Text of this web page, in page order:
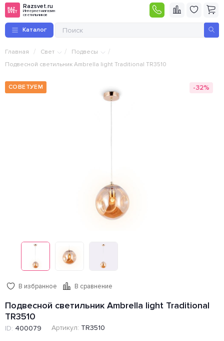
Razsvet.ru
Интернет-магазин
светильников
Каталог
Главная / Свет / Подвесы /
Подвесной светильник Ambrella light Traditional TR3510
СОВЕТУЕМ -32%
В избранное В сравнение
Подвесной светильник Ambrella light Traditional
TR3510
ID: 400079 Артикул: TR3510